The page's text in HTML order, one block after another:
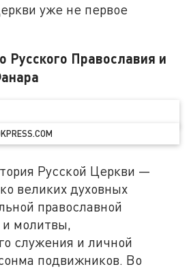
уже не первое
Русского Православия и
Русской Церкви —
великих духовных
православной
и молитвы,
служения и личной
подвижников. Во